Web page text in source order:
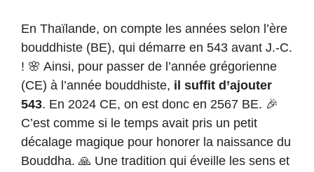
En Thaïlande, on compte les années selon l’ère
bouddhiste (BE), qui démarre en 543 avant J.-C.
! 🌸 Ainsi, pour passer de l’année grégorienne
(CE) à l’année bouddhiste, il suffit d’ajouter
543. En 2024 CE, on est donc en 2567 BE. 🎉
C’est comme si le temps avait pris un petit
décalage magique pour honorer la naissance du
Bouddha. 🙏 Une tradition qui éveille les sens et